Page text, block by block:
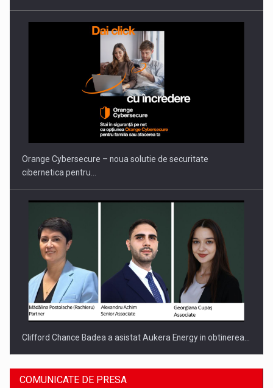
PUTTING ROMANIAN CORPORATE COMPANIES ON THE
INTERNATIONAL BUSINESS SCENE
Orange Cybersecure – noua solutie de securitate
cibernetica pentru…
Clifford Chance Badea a asistat Aukera Energy in obtinerea…
COMUNICATE DE PRESA